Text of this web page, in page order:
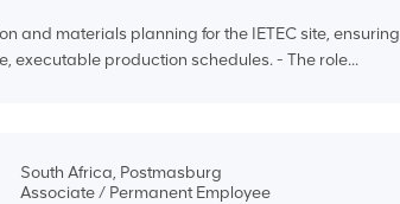
and materials planning for the IETEC site, ensuring
executable production schedules. - The role...
South Africa, Postmasburg
Associate / Permanent Employee